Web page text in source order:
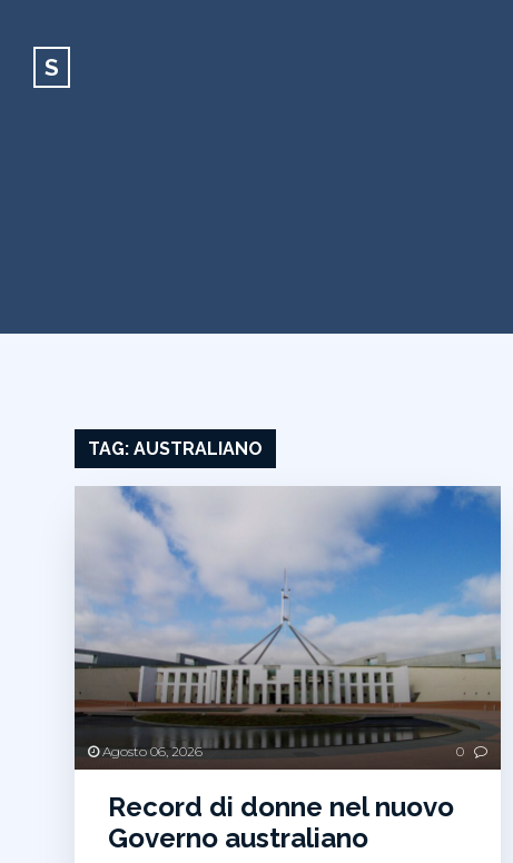
S
TAG:AUSTRALIANO
Agosto 06, 2026 0
Record di donne nel nuovo
Governo australiano